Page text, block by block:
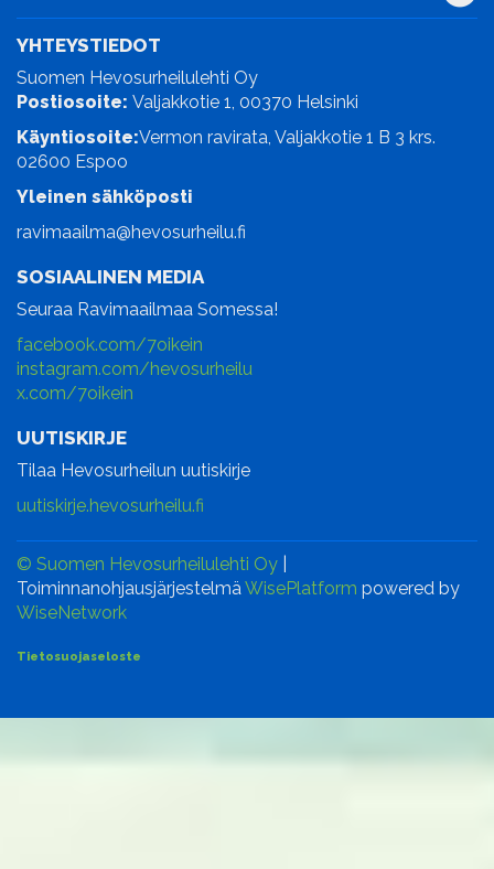
YHTEYSTIEDOT
Suomen Hevosurheilulehti Oy
Postiosoite: Valjakkotie 1, 00370 Helsinki
Käyntiosoite:Vermon ravirata, Valjakkotie 1 B 3 krs.
02600 Espoo
Yleinen sähköposti
ravimaailma@hevosurheilu.fi
SOSIAALINEN MEDIA
Seuraa Ravimaailmaa Somessa!
facebook.com/7oikein
instagram.com/hevosurheilu
x.com/7oikein
UUTISKIRJE
Tilaa Hevosurheilun uutiskirje
uutiskirje.hevosurheilu.fi
© Suomen Hevosurheilulehti Oy
ToiminnanohjausjärjestelmäWisePlatform powered by
WiseNetwork
Tietosuojaseloste